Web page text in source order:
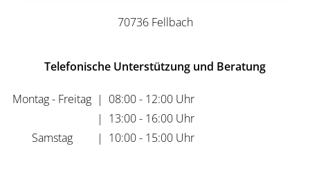
70736 Fellbach
Telefonische Unterstützung und Beratung
Montag - Freitag | 08:00 - 12:00 Uhr
| 13:00 - 16:00 Uhr
Samstag
| 10:00 - 15:00 Uhr